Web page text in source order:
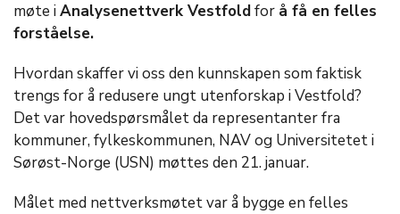
møte iAnalysenettverk Vestfoldfor å få en felles
forståelse.
Hvordan skaffer vi oss den kunnskapen som faktisk
trengs for å redusere ungt utenforskap i Vestfold?
Det var hovedspørsmålet da representanter fra
kommuner, fylkeskommunen, NAV og Universitetet i
Sørøst-Norge (USN) møttes den 21. januar.
Målet med nettverksmøtet var å bygge en felles